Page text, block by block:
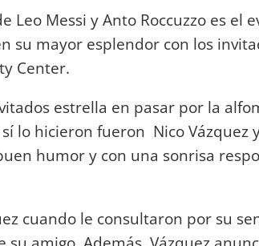
Leo Messi y Anto Roccuzzo es el
su mayor esplendor con los
Center.
estrella en pasar por la
lo hicieron fueron Nico Vázquez
humor y con una sonrisa
cuando le consultaron por su